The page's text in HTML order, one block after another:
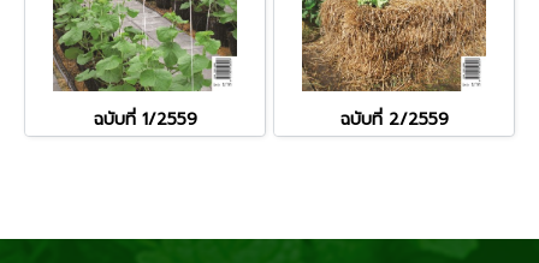
ฉบับที่ 1/2559 ฉบับที่ 2/2559